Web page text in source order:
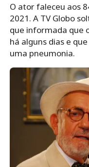
O ator faleceu aos
2021. A TV Globo
que informada que
há alguns dias e
uma pneumonia.